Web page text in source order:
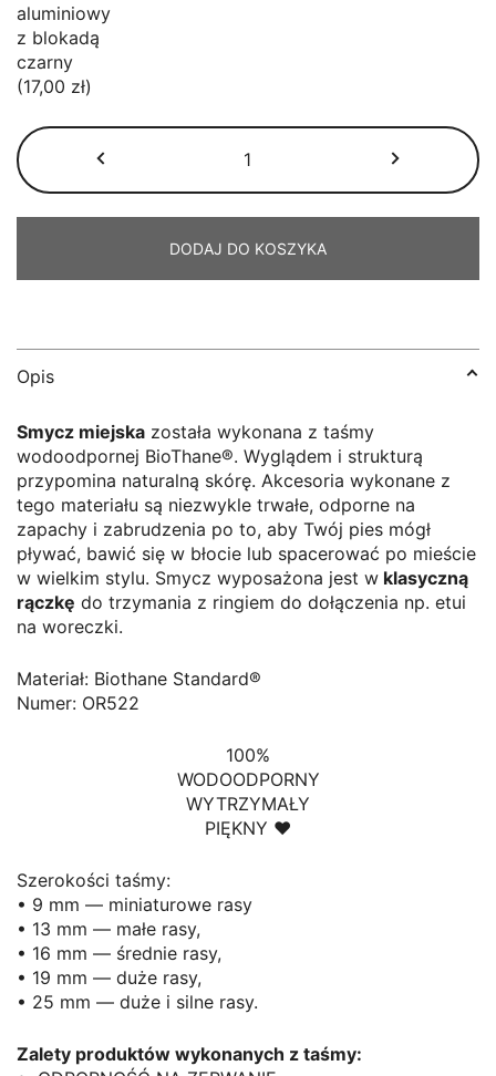
aluminiowy
z blokadą
czarny
(17,00 zł)
Smycz
miejska
Biothane®
DODAJ DO KOSZYKA
Opis
Smycz miejska została wykonana z taśmy
wodoodpornej BioThane®. Wyglądem i strukturą
przypomina naturalną skórę. Akcesoria wykonane z
tego materiału są niezwykle trwałe, odporne na
zapachy i zabrudzenia po to, aby Twój pies mógł
pływać, bawić się w błocie lub spacerować po mieście
w wielkim stylu. Smycz wyposażona jest w klasyczną
rączkę do trzymania z ringiem do dołączenia np. etui
na woreczki.
Materiał: Biothane Standard®
Numer: OR522
100%
WODOODPORNY
WYTRZYMAŁY
PIĘKNY ♥
Szerokości taśmy:
• 9 mm — miniaturowe rasy
• 13 mm — małe rasy,
• 16 mm — średnie rasy,
• 19 mm — duże rasy,
• 25 mm — duże i silne rasy.
Zalety produktów wykonanych z taśmy: